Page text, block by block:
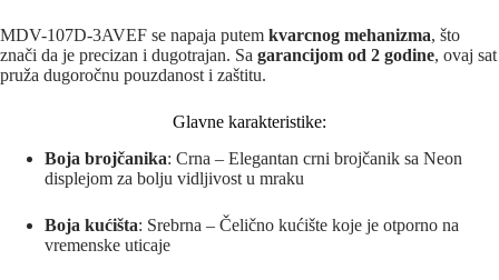
MDV-107D-3AVEF se napaja putem kvarcnog mehanizma, što
znači da je precizan i dugotrajan. Sa garancijom od 2 godine, ovaj sat
pruža dugoročnu pouzdanost i zaštitu.
Glavne karakteristike:
Boja brojčanika: Crna – Elegantan crni brojčanik sa Neon
displejom za bolju vidljivost u mraku
Boja kućišta: Srebrna – Čelično kućište koje je otporno na
vremenske uticaje